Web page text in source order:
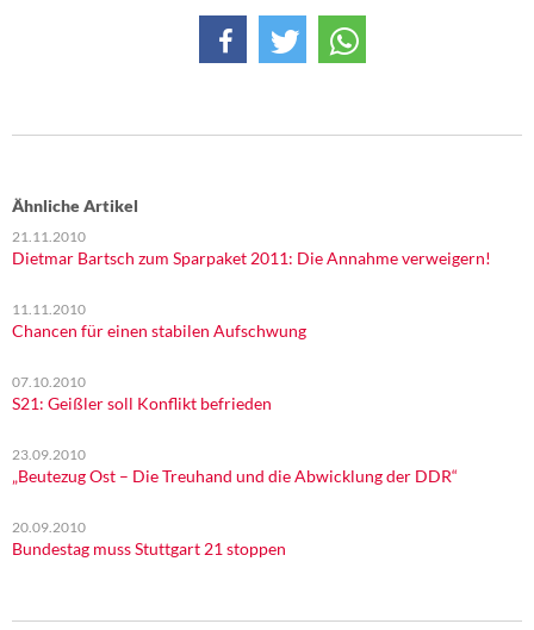
Ähnliche Artikel
21.11.2010
Dietmar Bartsch zum Sparpaket 2011: Die Annahme verweigern!
11.11.2010
Chancen für einen stabilen Aufschwung
07.10.2010
S21: Geißler soll Konflikt befrieden
23.09.2010
„Beutezug Ost – Die Treuhand und die Abwicklung der DDR“
20.09.2010
Bundestag muss Stuttgart 21 stoppen